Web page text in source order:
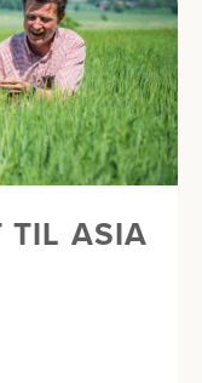
TIL ASIA